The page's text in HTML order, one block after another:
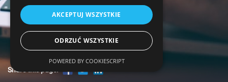
Share this page!
AKCEPTUJ WSZYSTKIE
ODRZUĆ WSZYSTKIE
POWERED BY COOKIESCRIPT